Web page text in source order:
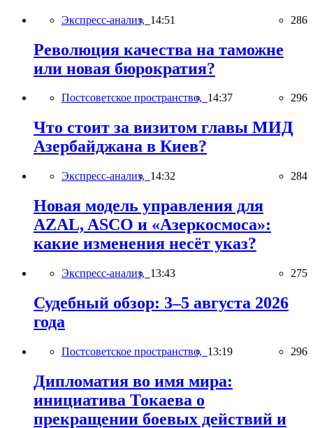
Экспресс-анализ, 14:51 286
Революция качества на таможне
или новая бюрократия?
Постсоветское пространство, 14:37 296
Что стоит за визитом главы МИД
Азербайджана в Киев?
Экспресс-анализ, 14:32 284
Новая модель управления для
AZAL, ASCO и «Азеркосмоса»:
какие изменения несёт указ?
Экспресс-анализ, 13:43 275
Судебный обзор: 3–5 августа 2026
года
Постсоветское пространство, 13:19 296
Дипломатия во имя мира:
инициатива Токаева о
прекращении боевых действий и